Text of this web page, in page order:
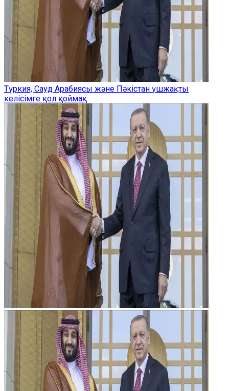
Түркия, Сауд Арабиясы және Пәкістан үшжақты
келісімге қол қоймақ